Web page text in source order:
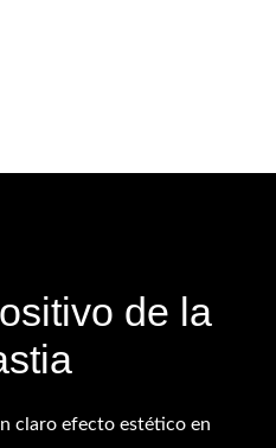
de la
claro efecto estético en